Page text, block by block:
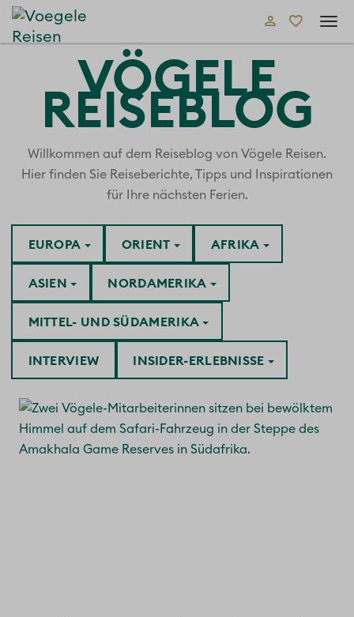
VÖGELE
REISEBLOG
Willkommen auf dem Reiseblog von Vögele Reisen.
Hier finden Sie Reiseberichte, Tipps und Inspirationen
für Ihre nächsten Ferien.
AFRIKA
ASIEN
EUROPA
INSIDER-ERLEBNISSE
INTERVIEW
MITTEL- UND SÜDAMERIKA
NORDAMERIKA
ORIENT